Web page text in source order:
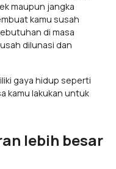
maupun jangka
kamu susah
di masa
dilunasi dan
gaya hidup seperti
kamu lakukan untuk
lebih besar